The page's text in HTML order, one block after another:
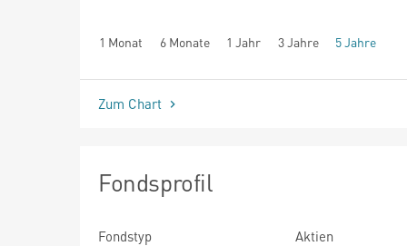
1 Monat 6 Monate 1 Jahr 3 Jahre 5 Jahre
seit Beginn
Zum Chart
Fondsprofil
Fondstyp
Aktien